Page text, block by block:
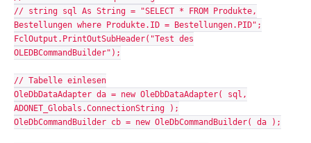
// string sql As String = "SELECT * FROM Produkte,
Bestellungen where Produkte.ID = Bestellungen.PID";
FclOutput.PrintOutSubHeader("Test des
OLEDBCommandBuilder");
// Tabelle einlesen
OleDbDataAdapter da = new OleDbDataAdapter( sql,
ADONET_Globals.ConnectionString );
OleDbCommandBuilder cb = new OleDbCommandBuilder( da );